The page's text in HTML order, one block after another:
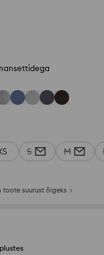
S M
toote suurust õigeks